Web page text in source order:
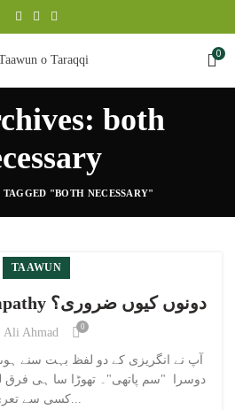
0
both
TAGGED "BOTH NECESSARY"
TAAWUN
Sympathy اور Empathy دونوں کیوں ضروری؟
Ali Ahmad 0
آپ نے انگریزی کے دو لفظ بہت سنے
دوسرا "سم پاتھی"۔ تھوڑا سا ہی فرق
کسی سے تعری...